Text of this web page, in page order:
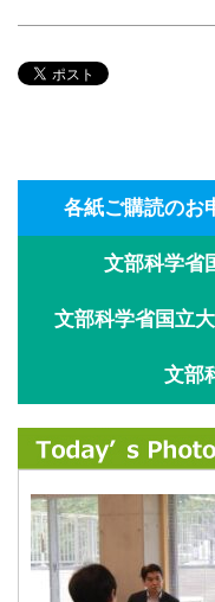
各紙ご購読のお
文部科学省
文部科学省国立
文部